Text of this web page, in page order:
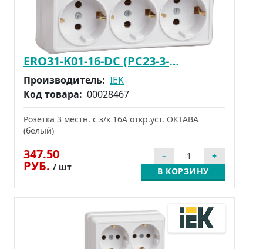
ERO31-K01-16-DC (РС23-3-ОБ)
Производитель: IEK
Код товара: 00028467
Розетка 3 местн. с з/к 16А откр.уст. ОКТАВА
(белый)
347.50
РУБ. / шт В КОРЗИНУ